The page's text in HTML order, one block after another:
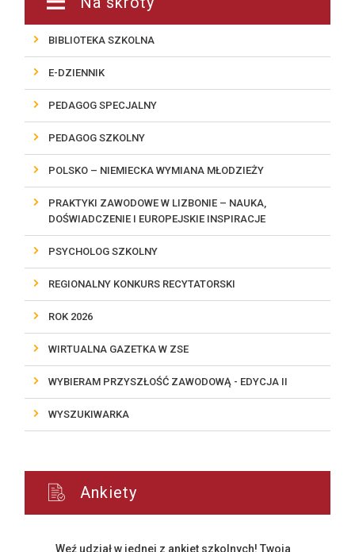
BIBLIOTEKA SZKOLNA
E-DZIENNIK
PEDAGOG SPECJALNY
PEDAGOG SZKOLNY
POLSKO – NIEMIECKA WYMIANA MŁODZIEŻY
PRAKTYKI ZAWODOWE W LIZBONIE – NAUKA,
DOŚWIADCZENIE I EUROPEJSKIE INSPIRACJE
PSYCHOLOG SZKOLNY
REGIONALNY KONKURS RECYTATORSKI
ROK 2026
WIRTUALNA GAZETKA W ZSE
WYBIERAM PRZYSZŁOŚĆ ZAWODOWĄ - EDYCJA II
WYSZUKIWARKA
Ankiety
Weź udział w jednej z ankiet szkolnych! Twoja